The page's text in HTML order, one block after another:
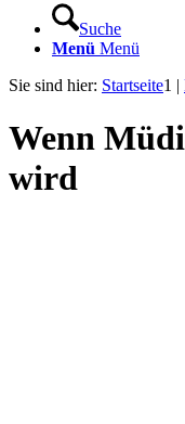
Suche
Menü Menü
Sie sind hier: Startseite1 |
Wenn
wird